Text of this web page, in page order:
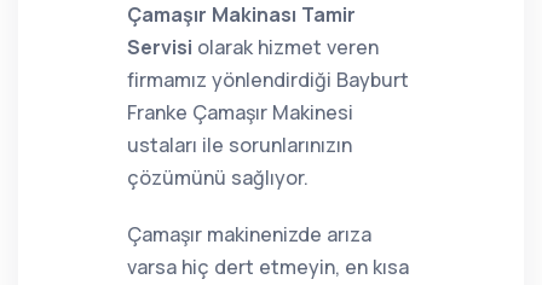
Çamaşır Makinası Tamir
Servisi olarak hizmet veren
firmamız yönlendirdiği Bayburt
Franke Çamaşır Makinesi
ustaları ile sorunlarınızın
çözümünü sağlıyor.
Çamaşır makinenizde arıza
varsa hiç dert etmeyin, en kısa